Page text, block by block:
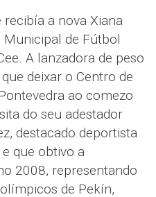
a nova Xiana
Municipal de Fútbol
A lanzadora de peso
deixar o Centro de
ao comezo
do seu adestador
destacado deportista
que obtivo a
2008, representando
de Pekín,